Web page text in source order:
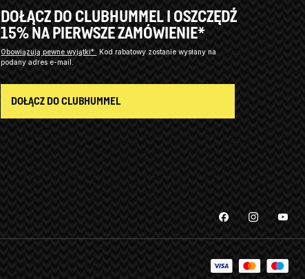
DOŁĄCZ DO CLUBHUMMEL I OSZCZĘDŹ
15% NA PIERWSZE ZAMÓWIENIE*
Obowiązują pewne wyjątki*
Kod rabatowy zostanie wysłany na
podany adres e-mail.
DOŁĄCZ DO CLUBHUMMEL